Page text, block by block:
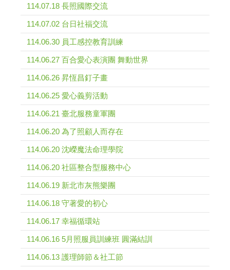
114.07.18 長照國際交流
114.07.02 台日社福交流
114.06.30 員工感控教育訓練
114.06.27 百合愛心表演團 舞動世界
114.06.26 昇恆昌釘子畫
114.06.25 愛心義剪活動
114.06.21 臺北服務童軍團
114.06.20 為了照顧人而存在
114.06.20 沈嶸魔法命理學院
114.06.20 社區整合型服務中心
114.06.19 新北市灰熊樂團
114.06.18 守著愛的初心
114.06.17 幸福循環站
114.06.16 5月照服員訓練班 圓滿結訓
114.06.13 護理師節＆社工節